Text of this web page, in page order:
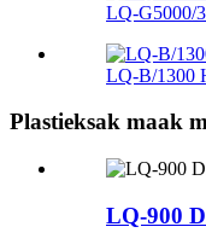
LQ-G5000/
LQ-B/1300
Plastieksak maak
LQ-900